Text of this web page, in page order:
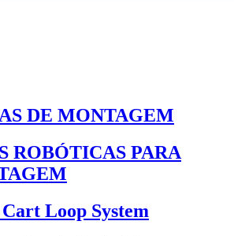
DE MONTAGEM
ROBÓTICAS PARA
Loop System